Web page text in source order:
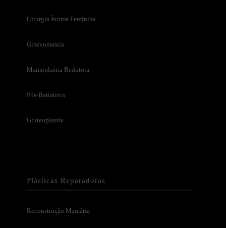
Cirurgia Íntima Feminina
Ginecomastia
Mamoplastia Redutora
Pós-Bariátrica
Gluteoplastia
Plásticas Reparadoras
Reconstrução Mamária